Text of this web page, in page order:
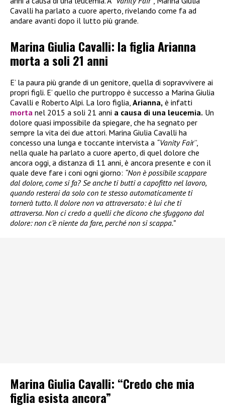
Cavalli ha parlato a cuore aperto, rivelando come fa ad
andare avanti dopo il lutto più grande.
Marina Giulia Cavalli: la figlia Arianna
morta a soli 21 anni
E’ la paura più grande di un genitore, quella di sopravvivere ai
propri figli. E’ quello che purtroppo è successo a Marina Giulia
Cavalli e Roberto Alpi. La loro figlia, Arianna, è infatti
morta nel 2015 a soli 21 anni a causa di una leucemia. Un
dolore quasi impossibile da spiegare, che ha segnato per
sempre la vita dei due attori. Marina Giulia Cavalli ha
concesso una lunga e toccante intervista a “Vanity Fair”,
nella quale ha parlato a cuore aperto, di quel dolore che
ancora oggi, a distanza di 11 anni, è ancora presente e con il
quale deve fare i coni ogni giorno: “Non è possibile scappare
dal dolore, come si fa? Se anche ti butti a capofitto nel lavoro,
quando resterai da solo con te stesso automaticamente ti
tornerà tutto. Il dolore non va attraversato: è lui che ti
attraversa. Non ci credo a quelli che dicono che sfuggono dal
dolore: non c’è niente da fare, perché non si scappa.”
Marina Giulia Cavalli: “Credo che mia
figlia esista ancora”